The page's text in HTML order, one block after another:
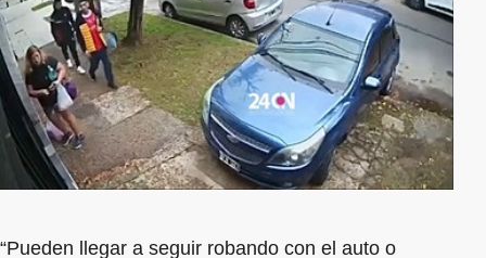
“Pueden llegar a seguir robando con el auto o